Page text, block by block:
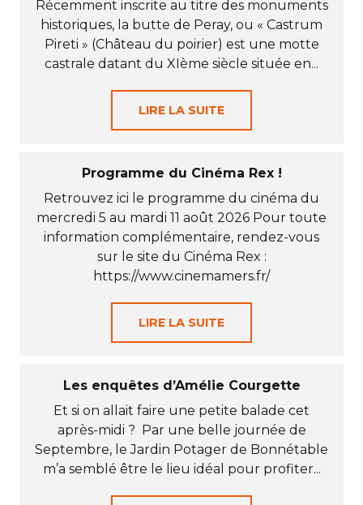
Récemment inscrite au titre des monuments
historiques, la butte de Peray, ou « Castrum
Pireti » (Château du poirier) est une motte
castrale datant du XIème siècle située en...
LIRE LA SUITE
Programme du Cinéma Rex !
Retrouvez ici le programme du cinéma du
mercredi 5 au mardi 11 août 2026 Pour toute
information complémentaire, rendez-vous
sur le site du Cinéma Rex :
https://www.cinemamers.fr/
LIRE LA SUITE
Les enquêtes d’Amélie Courgette
Et si on allait faire une petite balade cet
après-midi ? Par une belle journée de
Septembre, le Jardin Potager de Bonnétable
m’a semblé être le lieu idéal pour profiter...